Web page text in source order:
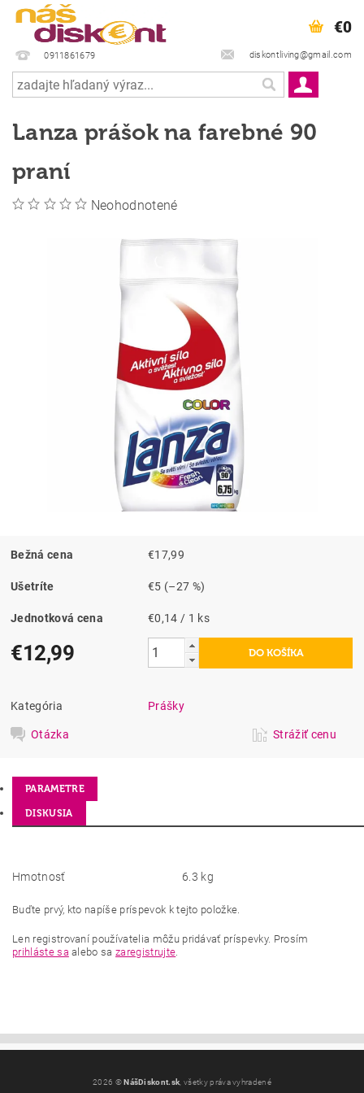
0911861679 diskontliving@gmail.com
€0
Lanza prášok na farebné 90
praní
Neohodnotené
Bežná cena €17,99
Ušetríte €5 (–27 %)
Jednotková cena €0,14 / 1 ks
€12,99
Kategória Prášky
Otázka Strážiť cenu
PARAMETRE
DISKUSIA
Hmotnosť 6.3 kg
Buďte prvý, kto napíše príspevok k tejto položke.
Len registrovaní používatelia môžu pridávať príspevky. Prosím
prihláste sa alebo sazaregistrujte.
2026 ©NášDiskont.sk , všetky práva vyhradené